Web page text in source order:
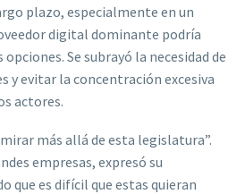
plazo, especialmente en un
digital dominante podría
Se subrayó la necesidad de
y evitar la concentración excesiva
actores.
más allá de esta legislatura”.
empresas, expresó su
que es difícil que estas quieran